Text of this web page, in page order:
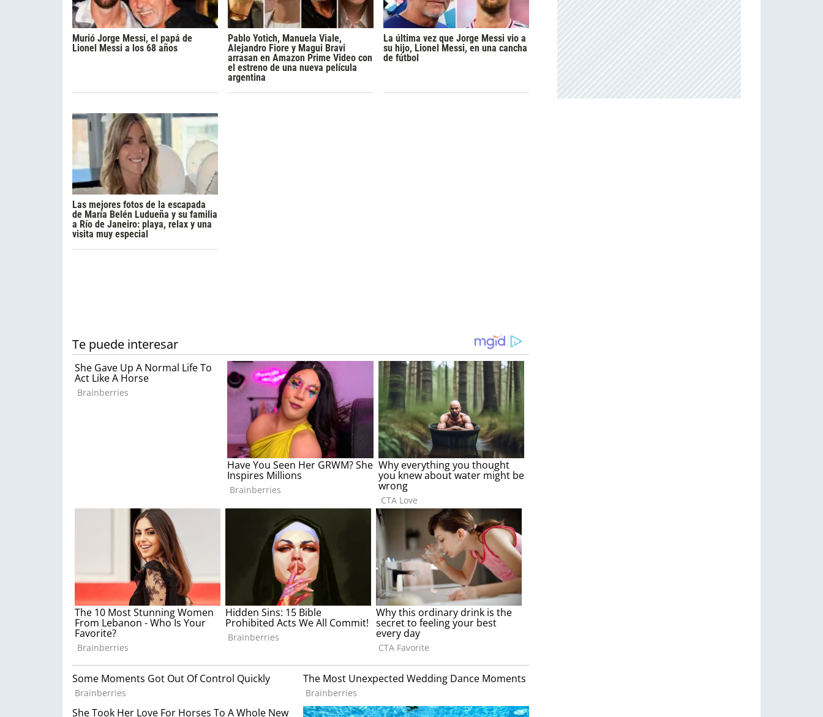
Murió Jorge Messi, el papá de
Lionel Messi a los 68 años
Pablo Yotich, Manuela Viale,
Alejandro Fiore y Magui Bravi
arrasan en Amazon Prime Video con
el estreno de una nueva película
argentina
La última vez que Jorge Messi vio a
su hijo, Lionel Messi, en una cancha
de fútbol
Las mejores fotos de la escapada
de María Belén Ludueña y su familia
a Río de Janeiro: playa, relax y una
visita muy especial